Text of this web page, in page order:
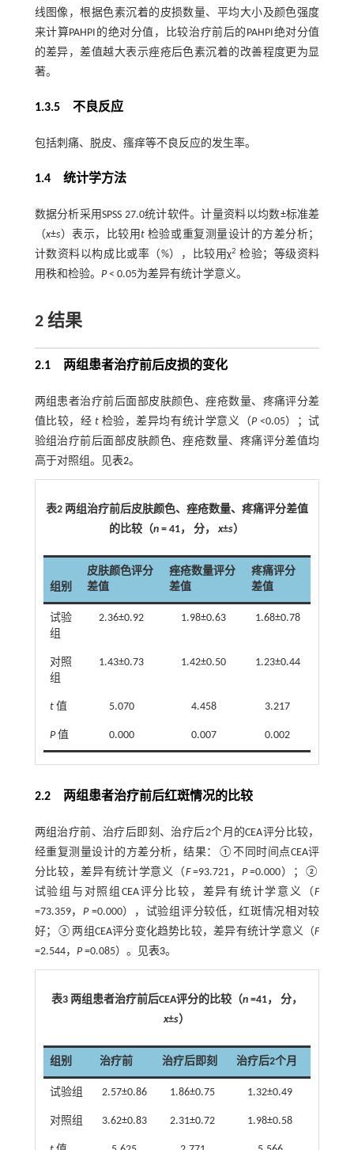
线图像，根据色素沉着的皮损数量、平均大小及颜色强度
来计算PAHPI的绝对分值，比较治疗前后的PAHPI绝对分值
的差异，差值越大表示痤疮后色素沉着的改善程度更为显
著。
1.3.5 不良反应
包括刺痛、脱皮、瘙痒等不良反应的发生率。
1.4 统计学方法
数据分析采用SPSS 27.0统计软件。计量资料以均数±标准差
（x±s ）表示，比较用t 检验或重复测量设计的方差分析；
计数资料以构成比或率（%），比较用χ2 检验；等级资料
用秩和检验。 P< 0.05为差异有统计学意义。
2 结果
2.1 两组患者治疗前后皮损的变化
两组患者治疗前后面部皮肤颜色、痤疮数量、疼痛评分差
值比较，经t 检验，差异均有统计学意义（P<0.05）；试
验组治疗前后面部皮肤颜色、痤疮数量、疼痛评分差值均
高于对照组。见表2。
表2 两组治疗前后皮肤颜色、痤疮数量、疼痛评分差值
的比较（n = 41， 分，x±s）
组别
皮肤颜色评分
差值
痤疮数量评分
差值
疼痛评分
差值
试验
组
2.36±0.92 1.98±0.63 1.68±0.78
对照
组
1.43±0.73 1.42±0.50 1.23±0.44
t值 5.070 4.458 3.217
P值 0.000 0.007 0.002
2.2 两组患者治疗前后红斑情况的比较
两组治疗前、治疗后即刻、治疗后2个月的CEA评分比较，
经重复测量设计的方差分析，结果：①不同时间点CEA评
分比较，差异有统计学意义（ F=93.721， P=0.000）；②
试验组与对照组CEA评分比较，差异有统计学意义（F
=73.359， P=0.000），试验组评分较低，红斑情况相对较
好；③两组CEA评分变化趋势比较，差异有统计学意义（F
=2.544， P=0.085）。见表3。
表3 两组患者治疗前后CEA评分的比较（n=41， 分，
x±s）
组别 治疗前 治疗后即刻 治疗后2个月
试验组 2.57±0.86 1.86±0.75 1.32±0.49
对照组 3.62±0.83 2.31±0.72 1.98±0.58